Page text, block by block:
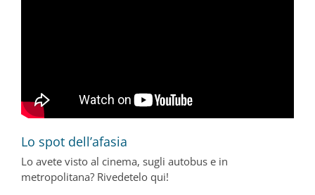
Lo spot dell’afasia
Lo avete visto al cinema, sugli autobus e in
metropolitana? Rivedetelo qui!